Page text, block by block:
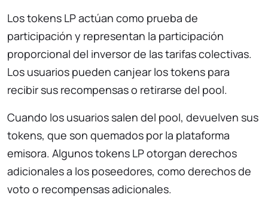
Los tokens LP actúan como prueba de
participación y representan la participación
proporcional del inversor de las tarifas colectivas.
Los usuarios pueden canjear los tokens para
recibir sus recompensas o retirarse del pool.
Cuando los usuarios salen del pool, devuelven sus
tokens, que son quemados por la plataforma
emisora. Algunos tokens LP otorgan derechos
adicionales a los poseedores, como derechos de
voto o recompensas adicionales.